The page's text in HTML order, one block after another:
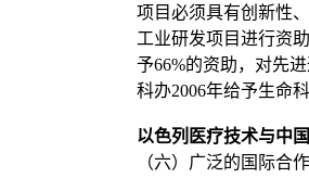
项目必须具有创新性
工业研发项目进行资
予66%的资助，对先
科办2006年给予生命
以色列医疗技术与中
（六）广泛的国际合